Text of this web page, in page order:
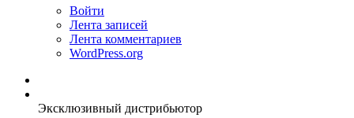
Войти
Лента записей
Лента комментариев
WordPress.org
Эксклюзивный дистрибьютор